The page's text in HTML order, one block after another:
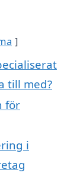
till med?
för
i